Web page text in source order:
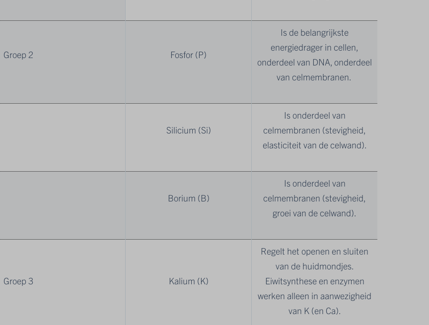
Groep 2 Fosfor (P)
Is de belangrijkste
energiedrager in cellen,
onderdeel van DNA, onderdeel
van celmembranen.
Silicium (Si)
Is onderdeel van
celmembranen (stevigheid,
elasticiteit van de celwand).
Borium (B)
Is onderdeel van
celmembranen (stevigheid,
groei van de celwand).
Groep 3 Kalium (K)
Regelt het openen en sluiten
van de huidmondjes.
Eiwitsynthese en enzymen
werken alleen in aanwezigheid
van K (en Ca).